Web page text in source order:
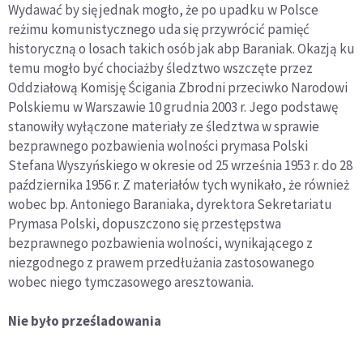
Wydawać by się jednak mogło, że po upadku w Polsce
reżimu komunistycznego uda się przywrócić pamięć
historyczną o losach takich osób jak abp Baraniak. Okazją ku
temu mogło być chociażby śledztwo wszczęte przez
Oddziałową Komisję Ścigania Zbrodni przeciwko Narodowi
Polskiemu w Warszawie 10 grudnia 2003 r. Jego podstawę
stanowiły wyłączone materiały ze śledztwa w sprawie
bezprawnego pozbawienia wolności prymasa Polski
Stefana Wyszyńskiego w okresie od 25 września 1953 r. do 28
października 1956 r. Z materiałów tych wynikało, że również
wobec bp. Antoniego Baraniaka, dyrektora Sekretariatu
Prymasa Polski, dopuszczono się przestępstwa
bezprawnego pozbawienia wolności, wynikającego z
niezgodnego z prawem przedłużania zastosowanego
wobec niego tymczasowego aresztowania.
Nie było prześladowania